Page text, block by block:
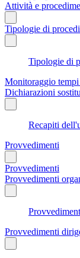
Attività e
Tipologie di
Tipologie di
Monitoraggio
Dichiarazioni
Recapiti
Provvedimenti
Provvedimenti
Provvedimenti
Provvedimenti